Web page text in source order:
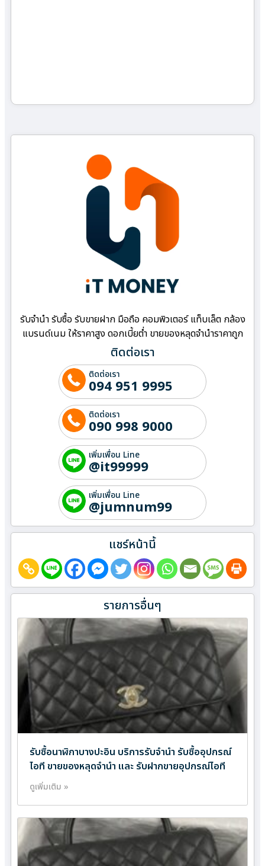
รับจำนำ รับซื้อ รับขายฝาก มือถือ คอมพิวเตอร์ แท็บเล็ต กล้อง
แบรนด์เนม ให้ราคาสูง ดอกเบี้ยต่ำ ขายของหลุดจำนำราคาถูก
ติดต่อเรา
ติดต่อเรา
094 951 9995
ติดต่อเรา
090 998 9000
เพิ่มเพื่อน Line
@it99999
เพิ่มเพื่อน Line
@jumnum99
แชร์หน้านี้
รายการอื่นๆ
รับซื้อนาฬิกาบางปะอิน บริการรับจำนำ รับซื้ออุปกรณ์
ไอที ขายของหลุดจำนำ และ รับฝากขายอุปกรณ์ไอที
ดูเพิ่มเติม »